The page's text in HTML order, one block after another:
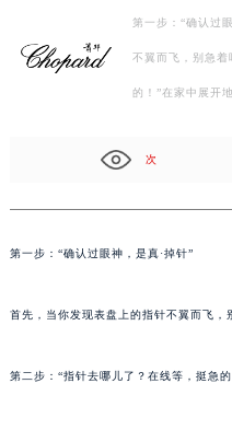
第一步：“确认过
不翼而飞，别急着
的！”在家中展开
次
第一步：“确认过眼神，是真·掉针”
首先，当你发现表盘上的指针不翼而飞，
第二步：“指针去哪儿了？在线等，挺急的